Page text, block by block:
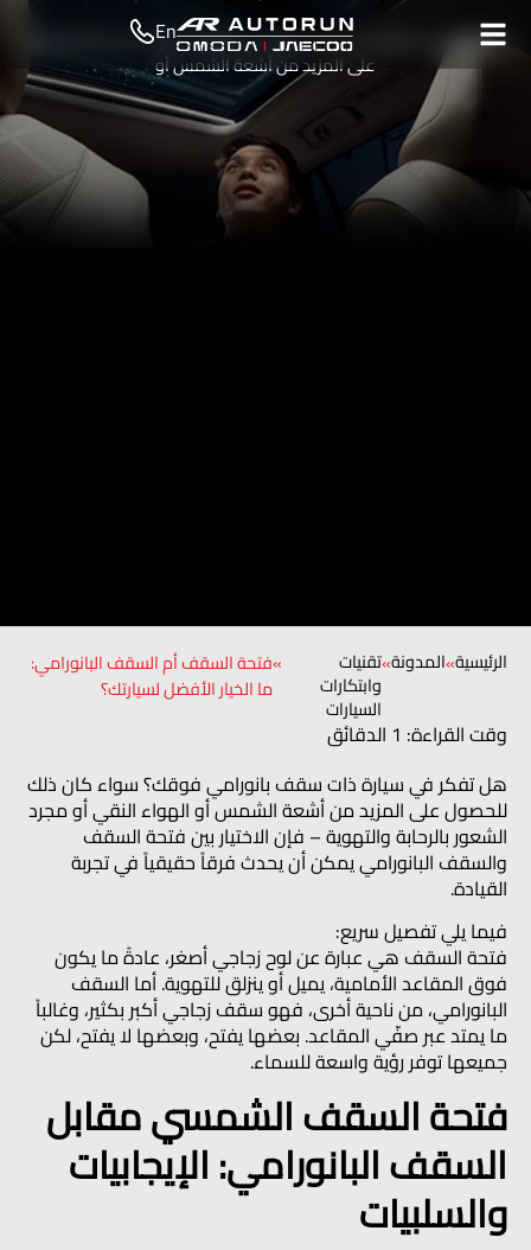
En
هل تفكر في سيارة ذات سقف بانورامي فوقك؟ سواء كان ذلك للحصول
على المزيد من أشعة الشمس أو
الرئيسية»المدونة»تقنيات
وابتكارات
السيارات
»فتحة السقف أم السقف البانورامي:
ما الخيار الأفضل لسيارتك؟
وقت القراءة: 1 الدقائق
هل تفكر في سيارة ذات سقف بانورامي فوقك؟ سواء كان ذلك
للحصول على المزيد من أشعة الشمس أو الهواء النقي أو مجرد
الشعور بالرحابة والتهوية – فإن الاختيار بين فتحة السقف
والسقف البانورامي يمكن أن يحدث فرقاً حقيقياً في تجربة
القيادة.
فيما يلي تفصيل سريع:
فتحة السقف هي عبارة عن لوح زجاجي أصغر، عادةً ما يكون
فوق المقاعد الأمامية، يميل أو ينزلق للتهوية. أما السقف
البانورامي، من ناحية أخرى، فهو سقف زجاجي أكبر بكثير، وغالباً
ما يمتد عبر صفّي المقاعد. بعضها يفتح، وبعضها لا يفتح، لكن
جميعها توفر رؤية واسعة للسماء.
فتحة السقف الشمسي مقابل
السقف البانورامي: الإيجابيات
والسلبيات